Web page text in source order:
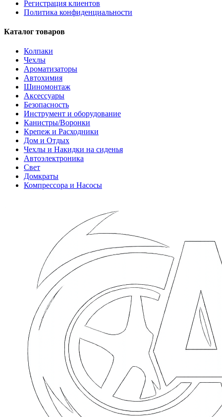
Регистрация клиентов
Политика конфиденциальности
Каталог товаров
Колпаки
Чехлы
Ароматизаторы
Автохимия
Шиномонтаж
Аксессуары
Безопасность
Инструмент и оборудование
Канистры/Воронки
Крепеж и Расходники
Дом и Отдых
Чехлы и Накидки на сиденья
Автоэлектроника
Свет
Домкраты
Компрессора и Насосы